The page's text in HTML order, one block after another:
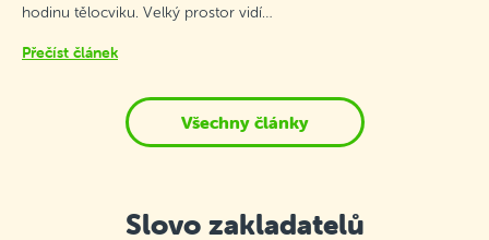
hodinu tělocviku. Velký prostor vidí…
Přečíst článek
Všechny články
Slovo zakladatelů